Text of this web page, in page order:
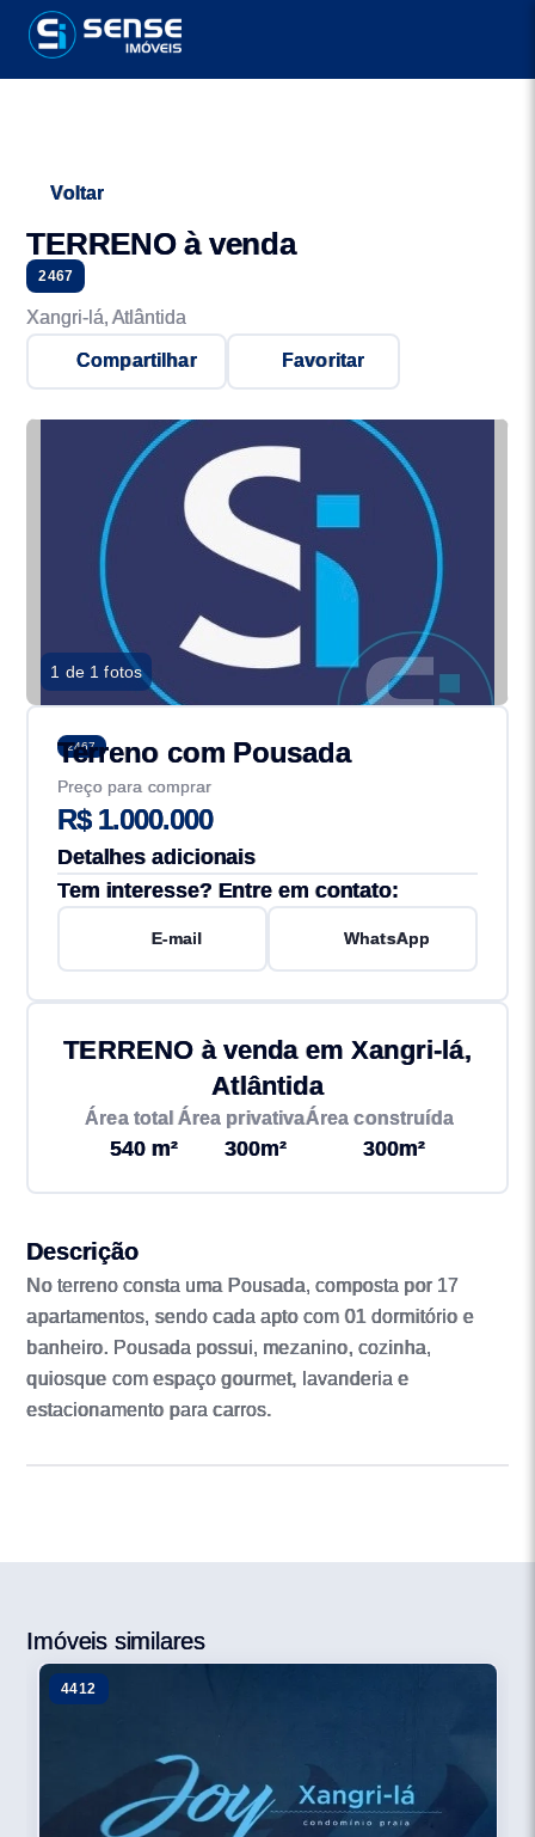
Voltar
TERRENO à venda
2467
Xangri-lá, Atlântida
Compartilhar Favoritar
1 de 1 fotos
2467
Terreno com Pousada
Preço para comprar
R$ 1.000.000
Detalhes adicionais
Tem interesse? Entre em contato:
E-mail WhatsApp
TERRENO à venda em Xangri-lá,
Atlântida
Área total
540 m²
Área privativa
300m²
Área construída
300m²
Descrição
No terreno consta uma Pousada, composta por 17
apartamentos, sendo cada apto com 01 dormitório e
banheiro. Pousada possui, mezanino, cozinha,
quiosque com espaço gourmet, lavanderia e
estacionamento para carros.
Imóveis similares
4412